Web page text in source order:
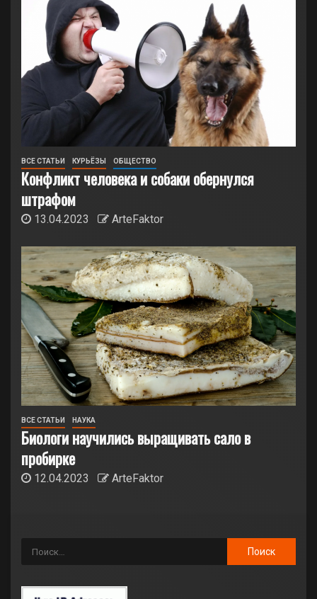
ВСЕ СТАТЬИ КУРЬЁЗЫ ОБЩЕСТВО
Конфликт человека и собаки обернулся
штрафом
13.04.2023 ArteFaktor
ВСЕ СТАТЬИ НАУКА
Биологи научились выращивать сало в
пробирке
12.04.2023 ArteFaktor